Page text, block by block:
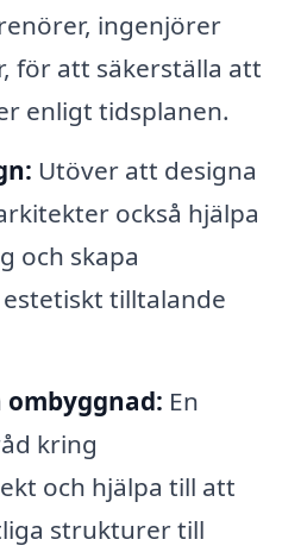
ingenjörer
för att säkerställa att
enligt tidsplanen.
Utöver att designa
också hjälpa
och skapa
tilltalande
ombyggnad: En
kring
och hjälpa till att
strukturer till